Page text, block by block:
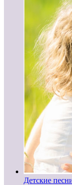
Детские